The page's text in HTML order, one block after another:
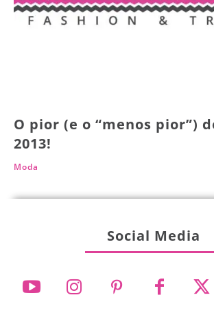
O pior (e o “menos pior”)
2013!
Moda
Social Media